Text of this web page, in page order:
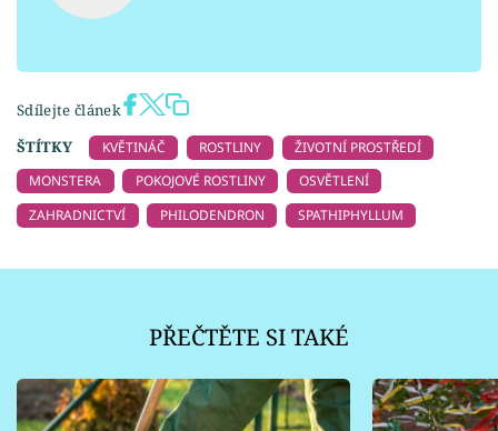
Sdílejte článek
ŠTÍTKY
KVĚTINÁČ ROSTLINY
ŽIVOTNÍ PROSTŘEDÍ
MONSTERA
POKOJOVÉ ROSTLINY
OSVĚTLENÍ
ZAHRADNICTVÍ
PHILODENDRON SPATHIPHYLLUM
PŘEČTĚTE SI TAKÉ